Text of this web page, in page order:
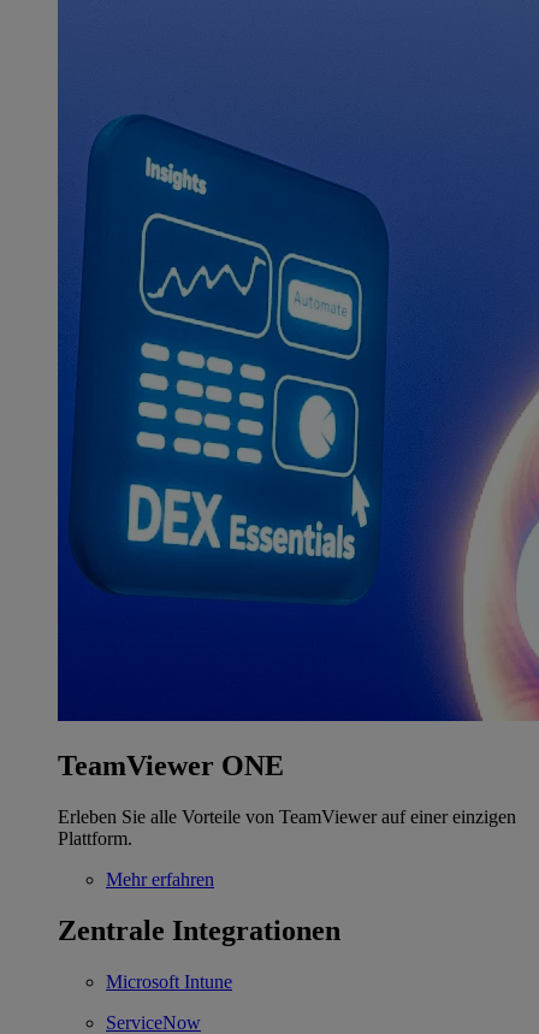
TeamViewer ONE
Erleben Sie alle Vorteile von TeamViewer auf einer einzigen
Plattform.
Mehr erfahren
Zentrale Integrationen
Microsoft Intune
ServiceNow